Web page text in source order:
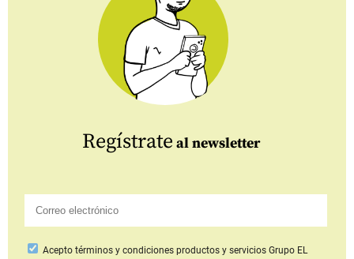
Regístrate al newsletter
Aceptotérminos y condiciones productos y serviciosGrupo EL